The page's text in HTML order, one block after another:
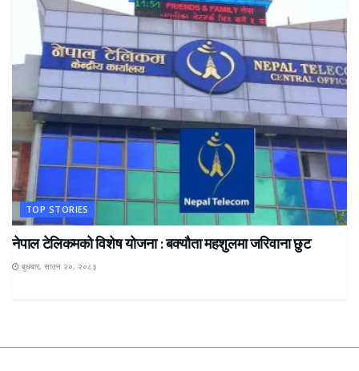
TOP STORIES
नेपाल टेलिकमको विशेष योजना : बक्यौता महशुलमा जरिवाना छुट
बुधबार, साउन २०, २०८३